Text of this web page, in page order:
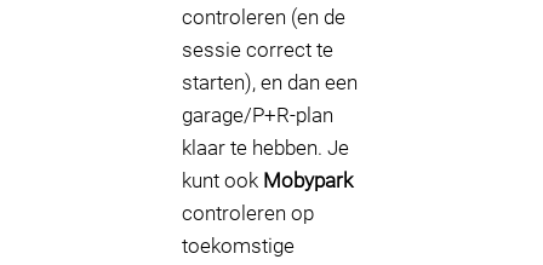
controleren (en de
sessie correct te
starten), en dan een
garage/P+R-plan
klaar te hebben. Je
kunt ook Mobypark
controleren op
toekomstige